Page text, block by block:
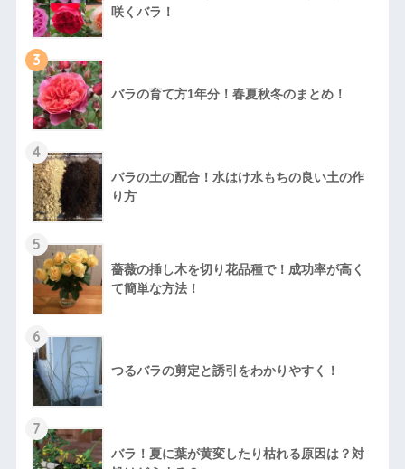
咲くバラ！
3
バラの育て方1年分！春夏秋冬のまとめ！
4
バラの土の配合！水はけ水もちの良い土の作
り方
5
薔薇の挿し木を切り花品種で！成功率が高く
て簡単な方法！
6
つるバラの剪定と誘引をわかりやすく！
7
バラ！夏に葉が黄変したり枯れる原因は？対